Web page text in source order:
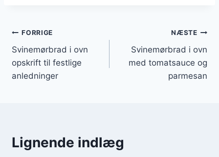
Indlægsnavigation
FORRIGE
Svinemørbrad i ovn
opskrift til festlige
anledninger
NÆSTE
Svinemørbrad i ovn
med tomatsauce og
parmesan
Lignende indlæg